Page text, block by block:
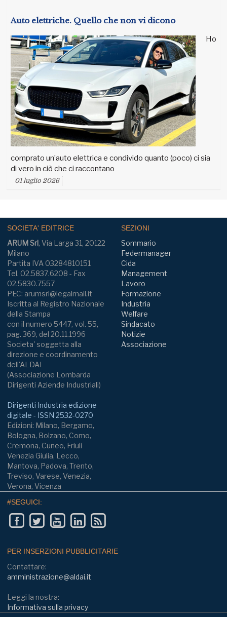
Auto elettriche. Quello che non vi dicono
Ho
comprato un’auto elettrica e condivido quanto (poco) ci sia
di vero in ciò che ci raccontano
01 luglio 2026
SOCIETA' EDITRICE
ARUM Srl, Via Larga 31, 20122
Milano
Partita IVA 03284810151
Tel. 02.5837.6208 - Fax
02.5830.7557
PEC: arumsrl@legalmail.it
Iscritta al Registro Nazionale
della Stampa
con il numero 5447, vol. 55,
pag. 369, del 20.11.1996
Societa' soggetta alla
direzione e coordinamento
dell'ALDAI
(Associazione Lombarda
Dirigenti Aziende Industriali)
Dirigenti Industria edizione
digitale - ISSN 2532-0270
Edizioni: Milano, Bergamo,
Bologna, Bolzano, Como,
Cremona, Cuneo, Friuli
Venezia Giulia, Lecco,
Mantova, Padova, Trento,
Treviso, Varese, Venezia,
Verona, Vicenza
SEZIONI
Sommario
Federmanager
Cida
Management
Lavoro
Formazione
Industria
Welfare
Sindacato
Notizie
Associazione
#SEGUICI:
PER INSERZIONI PUBBLICITARIE
Contattare:
amministrazione@aldai.it
Leggi la nostra:
Informativa sulla privacy